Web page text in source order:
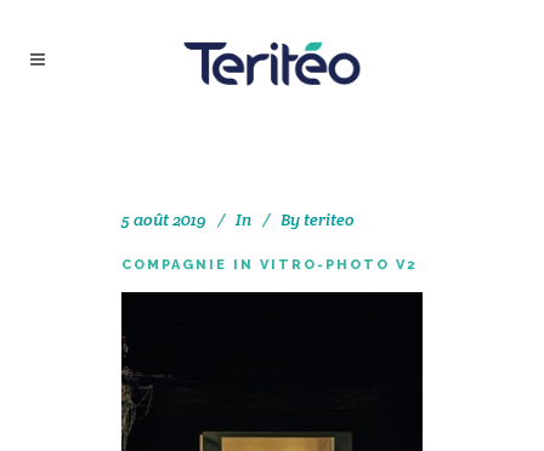
5 août 2019 In Byteriteo
COMPAGNIE IN VITRO-PHOTO V2